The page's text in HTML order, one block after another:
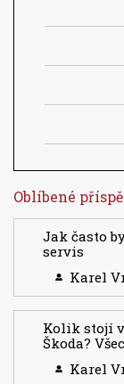
Oblíbené
Jak často
servis
Karel
Kolik stojí
Škoda?
Karel